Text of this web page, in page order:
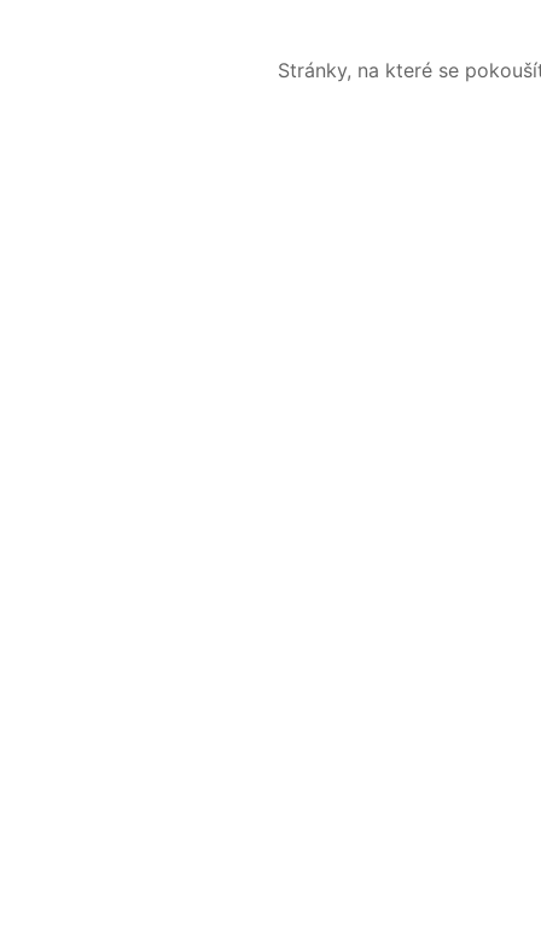
Stránky, na které se